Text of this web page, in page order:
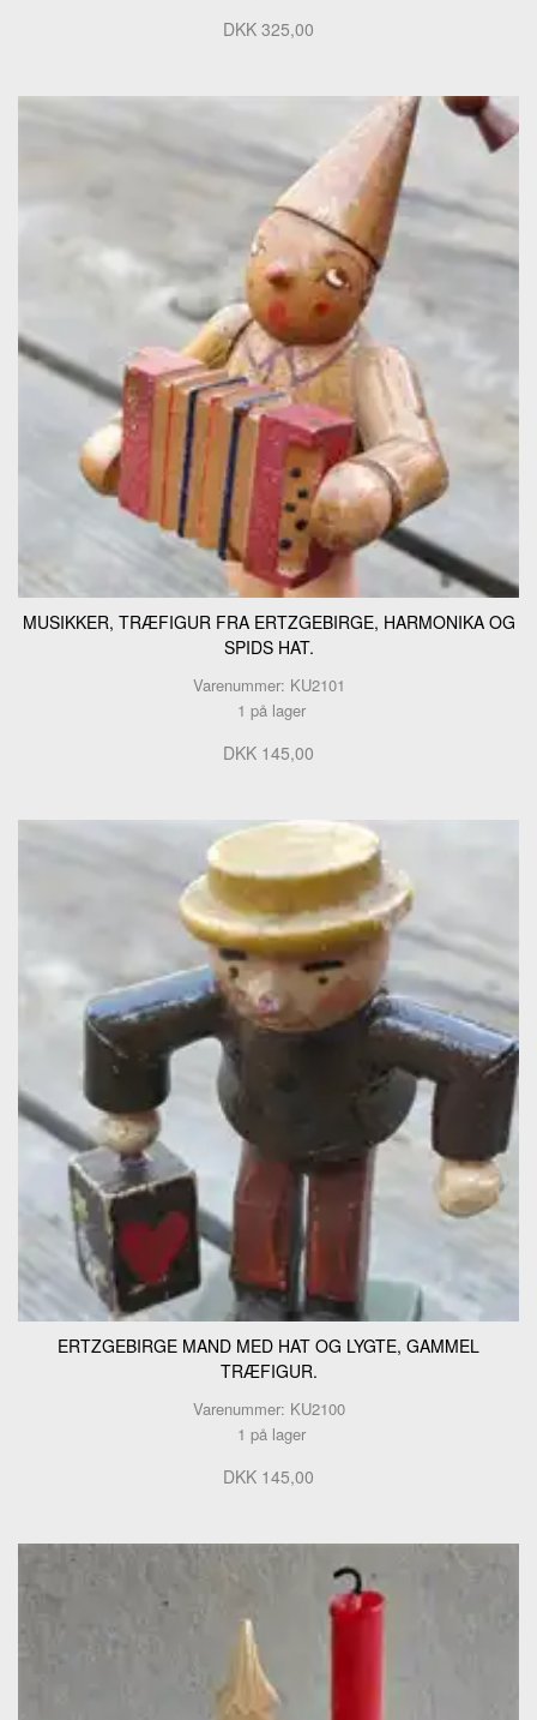
DKK 325,00
MUSIKKER, TRÆFIGUR FRA ERTZGEBIRGE, HARMONIKA OG
SPIDS HAT.
Varenummer: KU2101
1 på lager
DKK 145,00
ERTZGEBIRGE MAND MED HAT OG LYGTE, GAMMEL
TRÆFIGUR.
Varenummer: KU2100
1 på lager
DKK 145,00